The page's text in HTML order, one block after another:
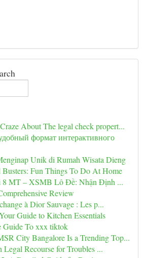
About The legal check propert...
формат интерактивного
Unik di Rumah Wisata Dieng
Busters: Fun Things To Do At Home
8 MT – XSMB Lô Đề: Nhận Định ...
Review
à Dior Sauvage : Les p...
Guide to Kitchen Essentials
Guide To xxx tiktok
City Bangalore Is a Trending Top...
Legal Recourse for Troubles ...